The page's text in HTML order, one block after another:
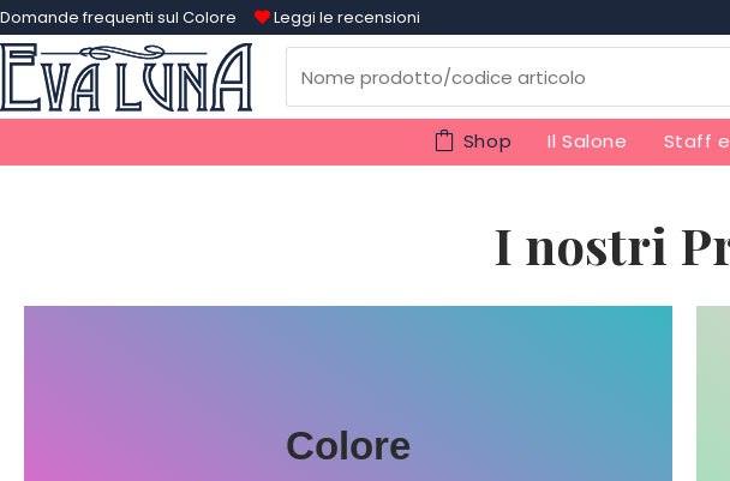
Domande frequenti sul Colore Leggi le recensioni
Shop Il Salone Staff
I nostri
Colore